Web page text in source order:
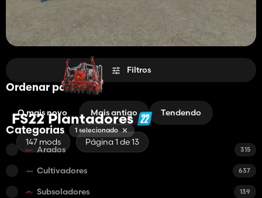
FS22 Plantadores
147 mods Página 1 de 13
Filtros
Ordenar por
O mais novo Mais antigo Tendendo
Categorias 1 selecionado
Arados 315
Cultivadores 637
Subsoladores 139